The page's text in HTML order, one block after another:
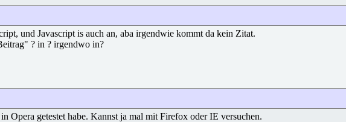
und Javascript is auch an, aba irgendwie kommt da kein Zitat.
? in ? irgendwo in?
Opera getestet habe. Kannst ja mal mit Firefox oder IE versuchen.